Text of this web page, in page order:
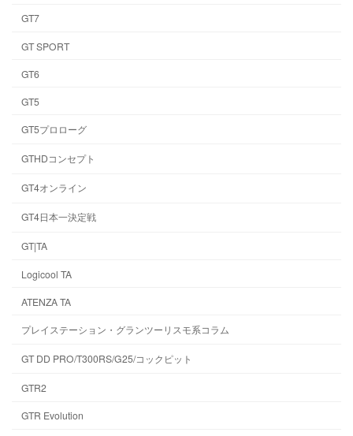
GT7
GT SPORT
GT6
GT5
GT5プロローグ
GTHDコンセプト
GT4オンライン
GT4日本一決定戦
GT|TA
Logicool TA
ATENZA TA
プレイステーション・グランツーリスモ系コラム
GT DD PRO/T300RS/G25/コックピット
GTR2
GTR Evolution